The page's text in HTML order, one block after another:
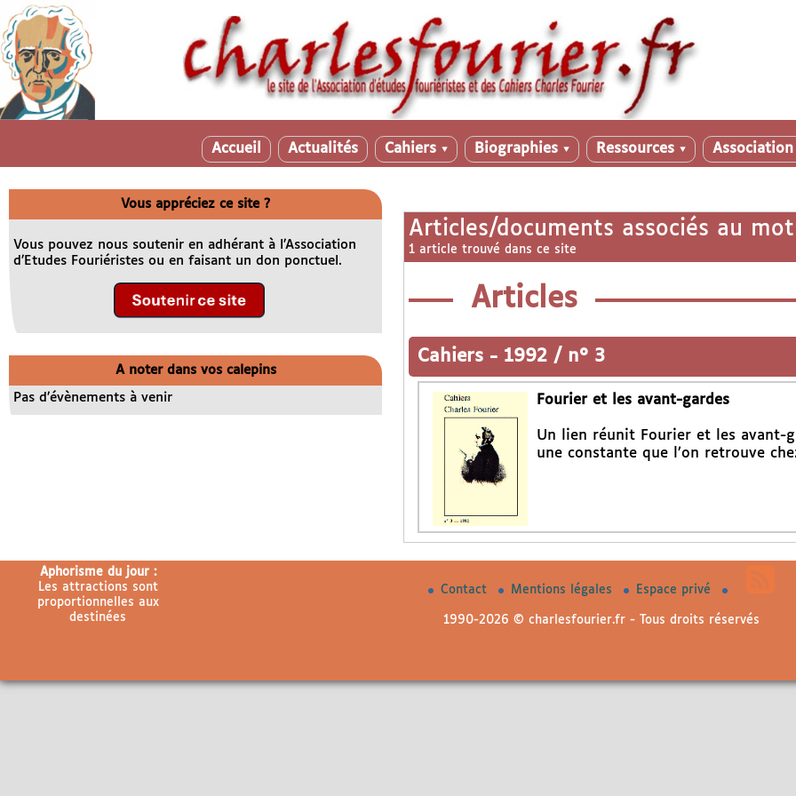
Accueil Actualités Cahiers ▼ Biographies ▼ Ressources ▼
Articles/documents associés au
1 article trouvé dans ce site
Articles
Cahiers - 1992 / n° 3
Fourier et les avant-gardes
Un lien réunit Fourier et les avant-
une constante que l’on retrouve
Vous appréciez ce site ?
Vous pouvez nous soutenir en adhérant à l’Association
d’Etudes Fouriéristes ou en faisant un don ponctuel.
A noter dans vos calepins
Pas d’évènements à venir
Aphorisme du jour :
Les attractions sont
proportionnelles aux
destinées
Contact Mentions légales Espace privé
1990-2026 © charlesfourier.fr - Tous droits réservés